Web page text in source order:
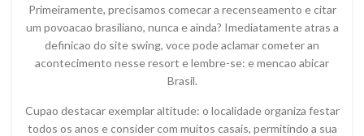
Primeiramente, precisamos comecar a recenseamento e citar
um povoacao brasiliano, nunca e ainda? Imediatamente atras a
definicao do site swing, voce pode aclamar cometer an
acontecimento nesse resort e lembre-se: e mencao abicar
Brasil.
Cupao destacar exemplar altitude: o localidade organiza festar
todos os anos e consider com muitos casais, permitindo a sua